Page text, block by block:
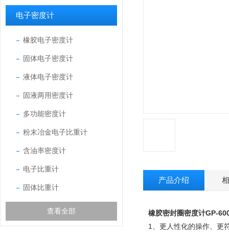
电子密度计
橡胶电子密度计
固体电子密度计
液体电子密度计
固液两用密度计
多功能密度计
粉末冶金电子比重计
含油率密度计
电子比重计
固体比重计
查看全部
产品介绍
橡胶密封圈密度计GP-
1、更人性化的操作、更